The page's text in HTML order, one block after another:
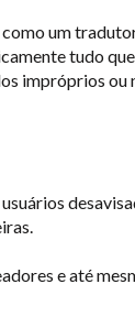
um
tudo
impróprios ou
e até